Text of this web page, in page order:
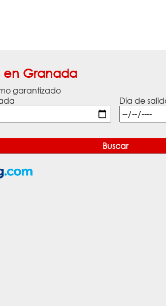
en Granada
garantizado
Día de